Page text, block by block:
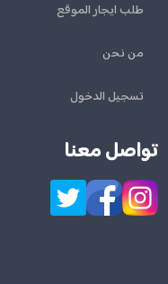
طلب ايجار الموقع
من نحن
تسجيل الدخول
تواصل معنا